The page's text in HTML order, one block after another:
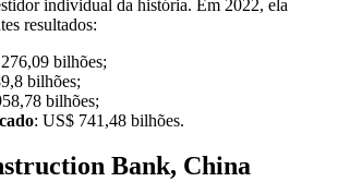
individual da história. Em 2022, ela
resultados:
bilhões;
bilhões;
bilhões;
: US$ 741,48 bilhões.
Bank, China